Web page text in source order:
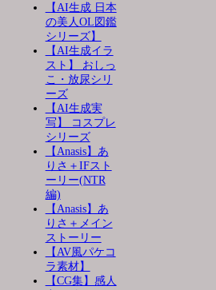
【AI生成 日本
の美人OL図鑑
シリーズ】
【AI生成イラ
スト】 おしっ
こ・放尿シリ
ーズ
【AI生成実
写】 コスプレ
シリーズ
【Anasis】あ
りさ＋IFスト
ーリー(NTR
編)
【Anasis】あ
りさ＋メイン
ストーリー
【AV風パケコ
ラ素材】
【CG集】感人